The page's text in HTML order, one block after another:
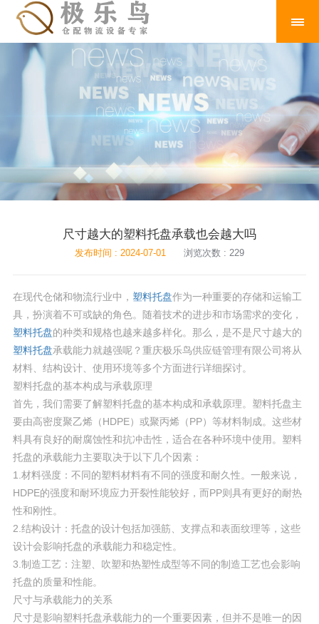
尺寸越大的塑料托盘承载也会越大吗
发布时间 : 2024-07-01 浏览次数 : 229
在现代仓储和物流行业中， 塑料托盘作为一种重要的存储和运输工
具，扮演着不可或缺的角色。随着技术的进步和市场需求的变化，
塑料托盘的种类和规格也越来越多样化。那么，是不是尺寸越大的
塑料托盘承载能力就越强呢？重庆极乐鸟供应链管理有限公司将从
材料、结构设计、使用环境等多个方面进行详细探讨。
塑料托盘的基本构成与承载原理
首先，我们需要了解塑料托盘的基本构成和承载原理。塑料托盘主
要由高密度聚乙烯（HDPE）或聚丙烯（PP）等材料制成。这些材
料具有良好的耐腐蚀性和抗冲击性，适合在各种环境中使用。塑料
托盘的承载能力主要取决于以下几个因素：
1.材料强度：不同的塑料材料有不同的强度和耐久性。一般来说，
HDPE的强度和耐环境应力开裂性能较好，而PP则具有更好的耐热
性和刚性。
2.结构设计：托盘的设计包括加强筋、支撑点和表面纹理等，这些
设计会影响托盘的承载能力和稳定性。
3.制造工艺：注塑、吹塑和热塑性成型等不同的制造工艺也会影响
托盘的质量和性能。
尺寸与承载能力的关系
尺寸是影响塑料托盘承载能力的一个重要因素，但并不是唯一的因